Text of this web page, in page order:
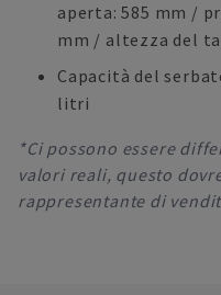
aperta: 585 mm /
mm / altezza del
Capacità del
litri
*Ci possono essere
valori reali, questo
rappresentante di